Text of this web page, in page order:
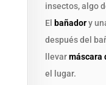
insectos, algo
El bañadory
después del
llevarmáscara
el lugar.